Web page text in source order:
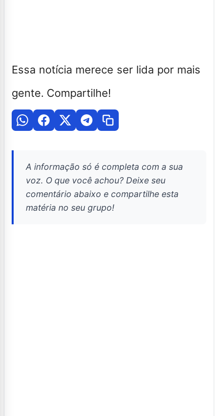
Essa notícia merece ser lida por mais
gente. Compartilhe!
A informação só é completa com a sua
voz. O que você achou? Deixe seu
comentário abaixo e compartilhe esta
matéria no seu grupo!